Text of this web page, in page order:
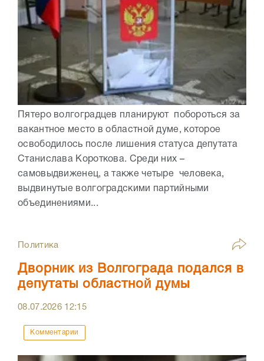
Пятеро волгоградцев планируют побороться за
вакантное место в областной думе, которое
освободилось после лишения статуса депутата
Станислава Короткова. Среди них –
самовыдвиженец, а также четыре человека,
выдвинутые волгоградскими партийными
объединениями...
Политика
Дворник из Волгограда подался в
депутаты областной думы
08.07.2026 12:15
Комментарии